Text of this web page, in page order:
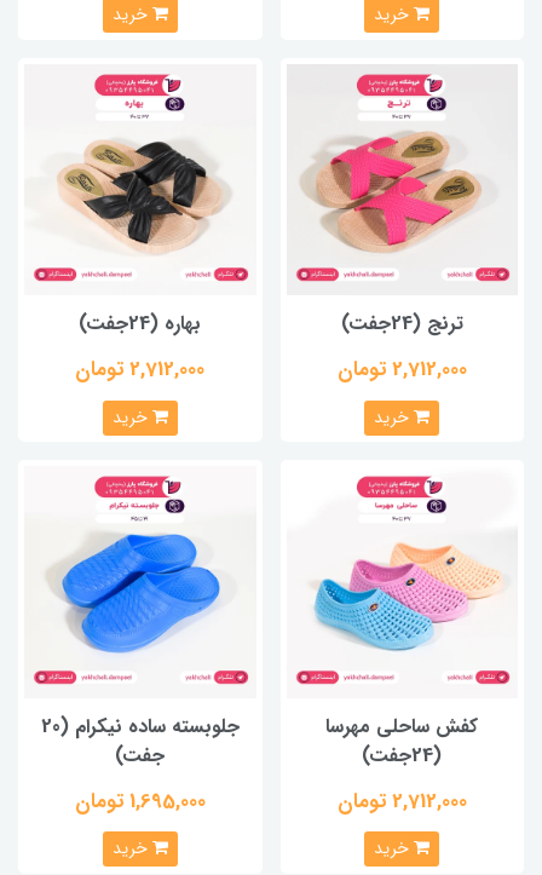
خرید خرید
ترنج (24جفت)
2,712,000 تومان
خرید
بهاره (24جفت)
2,712,000 تومان
خرید
کفش ساحلی مهرسا
(24جفت)
2,712,000 تومان
خرید
جلوبسته ساده نیکرام (20
جفت)
1,695,000 تومان
خرید